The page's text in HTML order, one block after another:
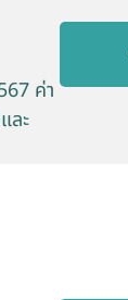
ค่า
ละ